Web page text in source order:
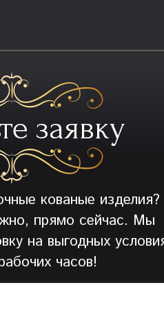
заявку
кованые изделия?
прямо сейчас. Мы
на выгодных
часов!